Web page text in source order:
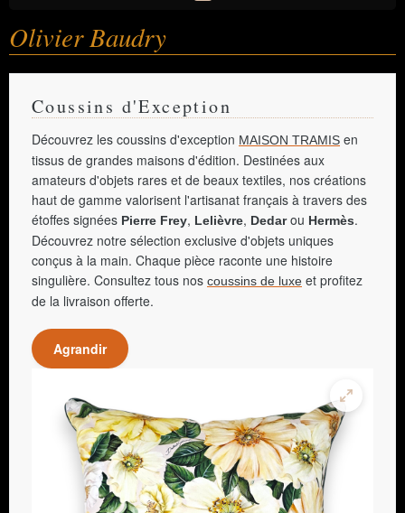
Olivier Baudry
Coussins d'Exception
Découvrez les coussins d'exception MAISON TRAMIS en
tissus de grandes maisons d'édition. Destinées aux
amateurs d'objets rares et de beaux textiles, nos créations
haut de gamme valorisent l'artisanat français à travers des
étoffes signées Pierre Frey, Lelièvre, Dedarou Hermès.
Découvrez notre sélection exclusive d'objets uniques
conçus à la main. Chaque pièce raconte une histoire
singulière. Consultez tous nos coussins de luxe et profitez
de la livraison offerte.
Agrandir